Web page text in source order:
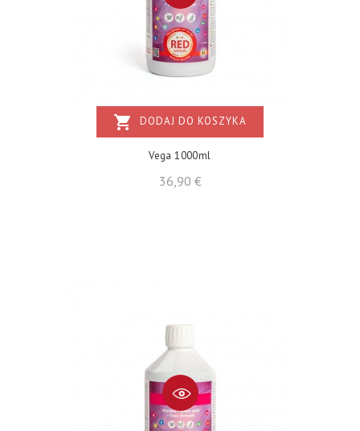
shopping_cart DODAJ DO KOSZYKA
Vega 1000ml
36,90 €Cena